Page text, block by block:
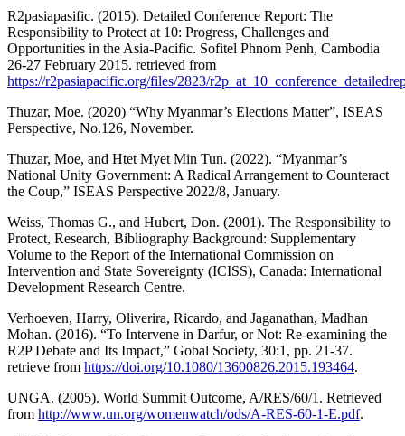
R2pasiapasific. (2015). Detailed Conference Report: The
Responsibility to Protect at 10: Progress, Challenges and
Opportunities in the Asia-Pacific. Sofitel Phnom Penh, Cambodia
26-27 February 2015. retrieved from
https://r2pasiapacific.org/files/2823/
Thuzar, Moe. (2020) “Why Myanmar’s Elections Matter”, ISEAS
Perspective, No.126, November.
Thuzar, Moe, and Htet Myet Min Tun. (2022). “Myanmar’s
National Unity Government: A Radical Arrangement to Counteract
the Coup,” ISEAS Perspective 2022/8, January.
Weiss, Thomas G., and Hubert, Don. (2001). The Responsibility to
Protect, Research, Bibliography Background: Supplementary
Volume to the Report of the International Commission on
Intervention and State Sovereignty (ICISS), Canada: International
Development Research Centre.
Verhoeven, Harry, Oliverira, Ricardo, and Jaganathan, Madhan
Mohan. (2016). “To Intervene in Darfur, or Not: Re-examining the
R2P Debate and Its Impact,” Gobal Society, 30:1, pp. 21-37.
retrieve from https://doi.org/10.1080/13600826.2015.193464.
UNGA. (2005). World Summit Outcome, A/RES/60/1. Retrieved
from http://www.un.org/womenwatch/ods/A-RES-60-1-E.pdf.